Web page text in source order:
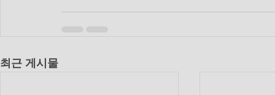
최근 게시물